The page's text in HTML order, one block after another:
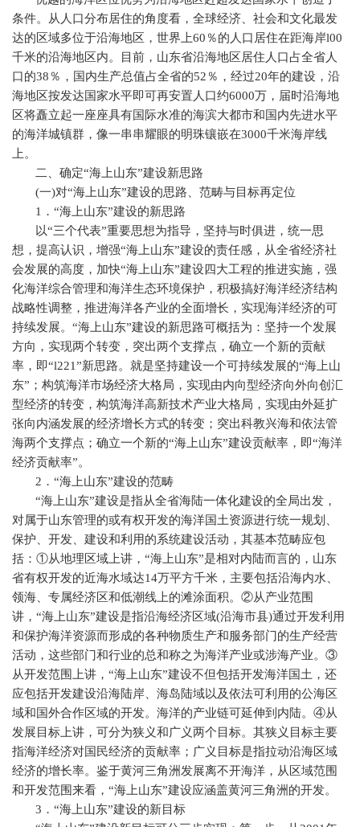
条件。从人口分布居住的角度看，全球经济、社会和文化最发
达的区域多位于沿海地区，世界上60 ％的人口居住在距海岸l00
千米的沿海地区内。目前，山东省沿海地区居住人口占全省人
口的38 ％，国内生产总值占全省的52 ％，经过20年的建设，沿
海地区按发达国家水平即可再安置人口约6000万，届时沿海地
区将矗立起一座座具有国际水准的海滨大都市和国内先进水平
的海洋城镇群，像一串串耀眼的明珠镶嵌在3000千米海岸线
上。
二、确定“海上山东”建设新思路
(一)对“海上山东”建设的思路、范畴与目标再定位
1 ．“海上山东”建设的新思路
以“三个代表”重要思想为指导，坚持与时俱进，统一思
想，提高认识，增强“海上山东”建设的责任感，从全省经济社
会发展的高度，加快“海上山东”建设四大工程的推进实施，强
化海洋综合管理和海洋生态环境保护，积极搞好海洋经济结构
战略性调整，推进海洋各产业的全面增长，实现海洋经济的可
持续发展。“海上山东”建设的新思路可概括为：坚持一个发展
方向，实现两个转变，突出两个支撑点，确立一个新的贡献
率，即“l221”新思路。就是坚持建设一个可持续发展的“海上山
东”；构筑海洋市场经济大格局，实现由内向型经济向外向创汇
型经济的转变，构筑海洋高新技术产业大格局，实现由外延扩
张向内涵发展的经济增长方式的转变；突出科教兴海和依法管
海两个支撑点；确立一个新的“海上山东”建设贡献率，即“海洋
经济贡献率”。
2 ．“海上山东”建设的范畴
“海上山东”建设是指从全省海陆一体化建设的全局出发，
对属于山东管理的或有权开发的海洋国土资源进行统一规划、
保护、开发、建设和利用的系统建设活动，其基本范畴应包
括：①从地理区域上讲，“海上山东”是相对内陆而言的，山东
省有权开发的近海水域达14万平方千米，主要包括沿海内水、
领海、专属经济区和低潮线上的滩涂面积。②从产业范围
讲，“海上山东”建设是指沿海经济区域(沿海市县)通过开发利用
和保护海洋资源而形成的各种物质生产和服务部门的生产经营
活动，这些部门和行业的总和称之为海洋产业或涉海产业。③
从开发范围上讲，“海上山东”建设不但包括开发海洋国土，还
应包括开发建设沿海陆岸、海岛陆域以及依法可利用的公海区
域和国外合作区域的开发。海洋的产业链可延伸到内陆。④从
发展目标上讲，可分为狭义和广义两个目标。其狭义目标主要
指海洋经济对国民经济的贡献率；广义目标是指拉动沿海区域
经济的增长率。鉴于黄河三角洲发展离不开海洋，从区域范围
和开发范围来看，“海上山东”建设应涵盖黄河三角洲的开发。
3 ．“海上山东”建设的新目标